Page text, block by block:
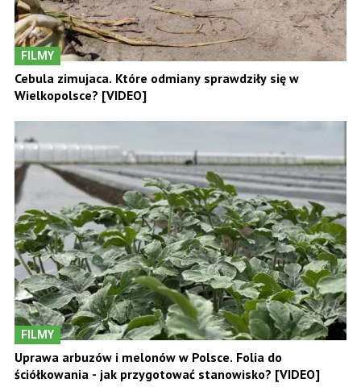
FILMY
Cebula zimujaca. Które odmiany sprawdziły się w
Wielkopolsce? [VIDEO]
FILMY
Uprawa arbuzów i melonów w Polsce. Folia do
ściółkowania - jak przygotować stanowisko? [VIDEO]